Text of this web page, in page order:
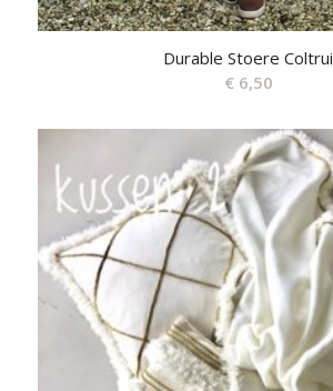
Durable Stoere Coltrui
€6,50